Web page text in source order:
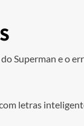
Superman e o
letras